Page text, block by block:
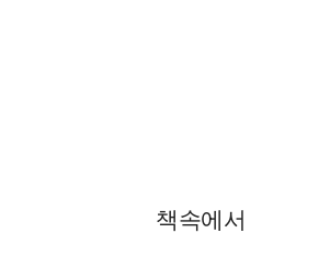
책속에서